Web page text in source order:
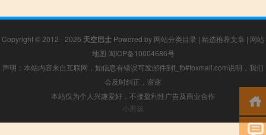
Copyright © 2012 - 2026 天空巴士 Powered by 网站分类目录 | 精选推荐文章 | 网站
地图 闽ICP备10004686号
声明：本站内容来自互联网，如信息有错误可发邮件到f_fb#foxmail.com说明，我们
会及时纠正，谢谢
本站仅为个人兴趣爱好，不接盈利性广告及商业合作
小男孩